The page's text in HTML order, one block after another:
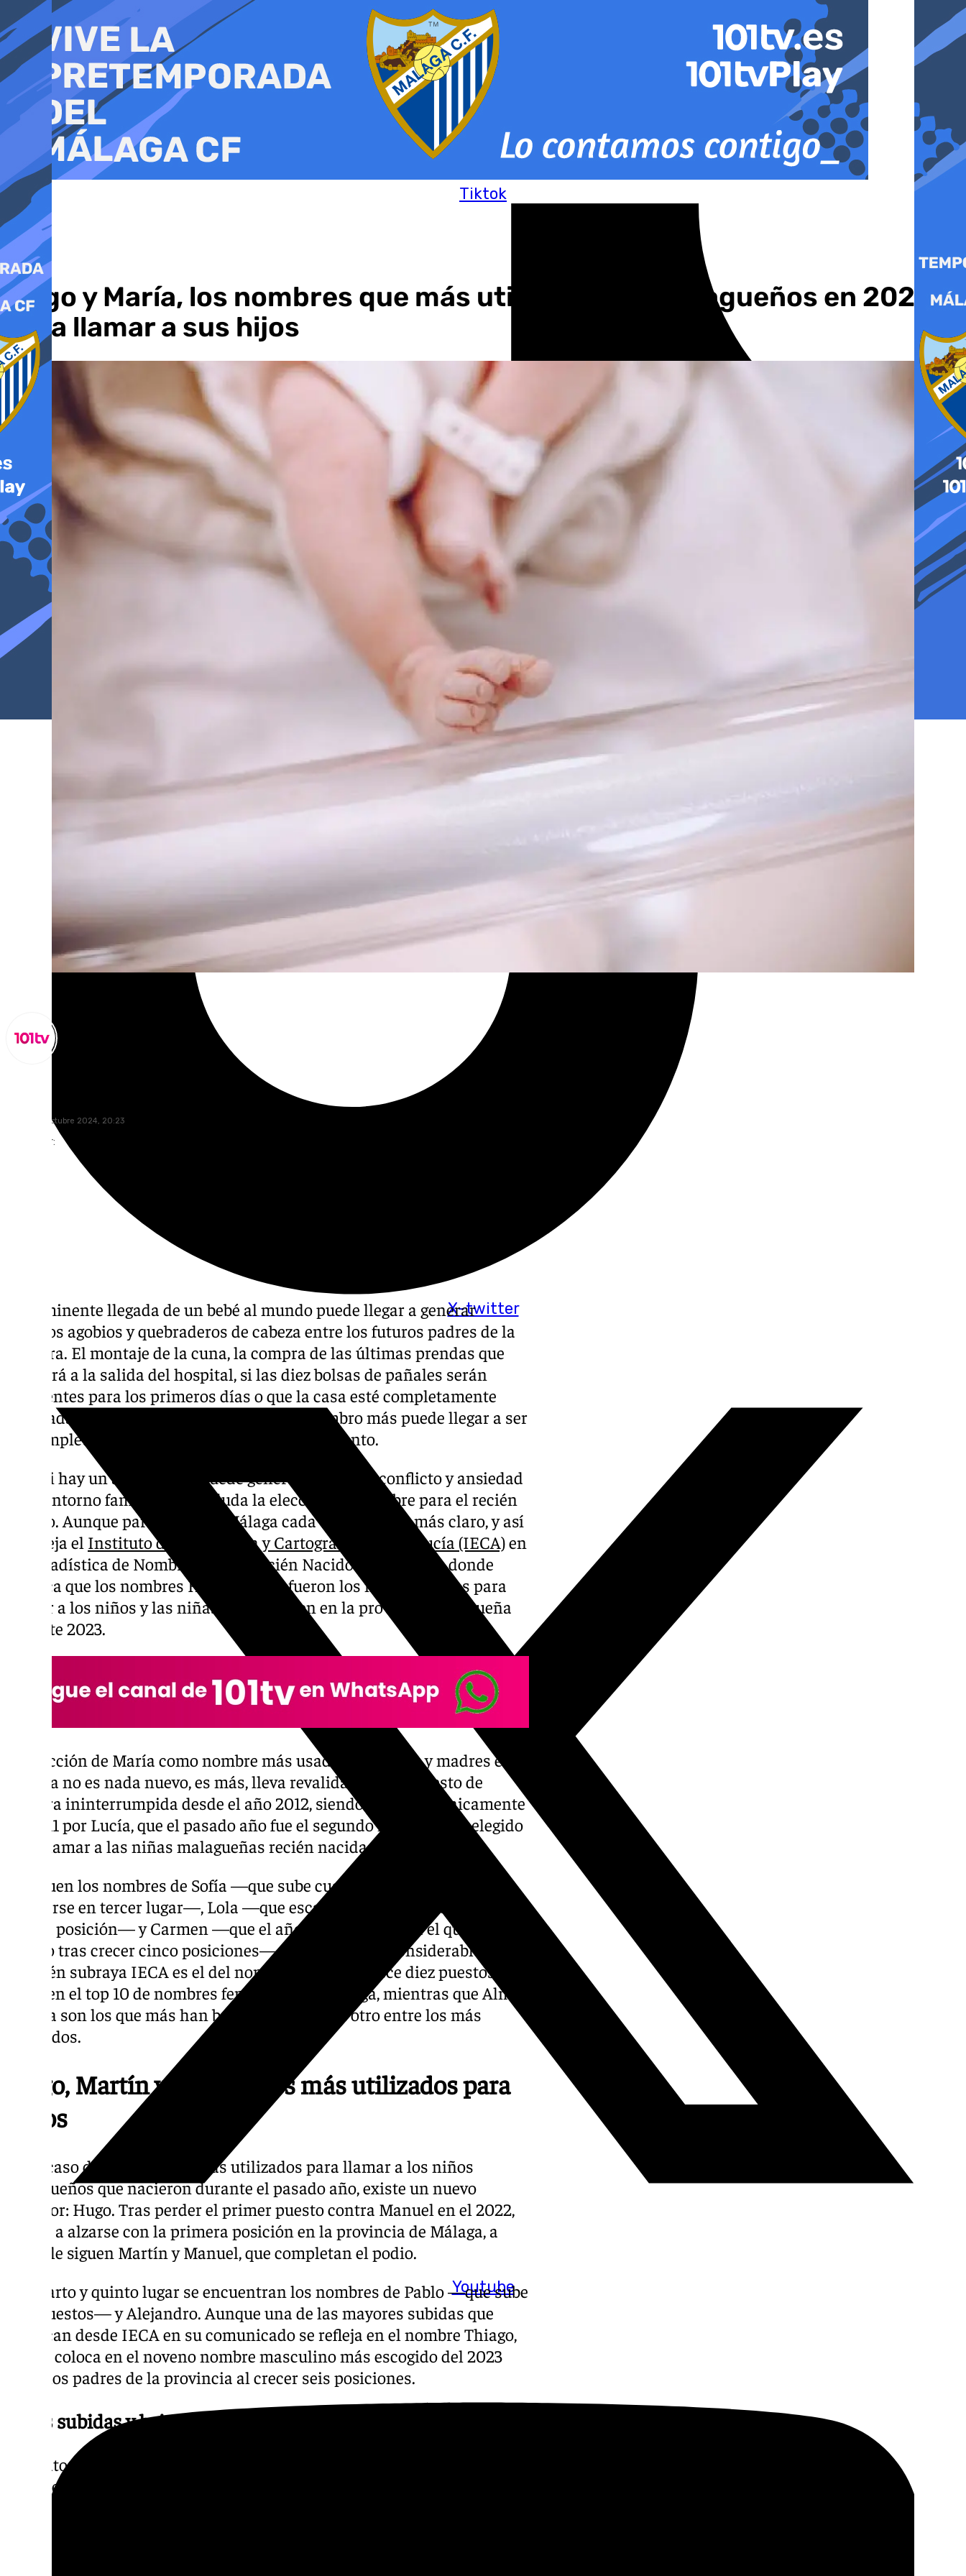
al
contenido
Tiktok
X-twitter
Youtube
Hugo y María, los nombres que más utilizaron los malagueños en 2023
para llamar a sus hijos
martes, 8 octubre 2024, 20:23
Compartir:
La inminente llegada de un bebé al mundo puede llegar a generar
muchos agobios y quebraderos de cabeza entre los futuros padres de la
criatura. El montaje de la cuna, la compra de las últimas prendas que
utilizará a la salida del hospital, si las diez bolsas de pañales serán
suficientes para los primeros días o que la casa esté completamente
adaptada para la presencia de un nuevo miembro más puede llegar a ser
un completo caos en los días previos al nacimiento.
Pero si hay un aspecto que puede generar un mayor conflicto y ansiedad
en el entorno familiar es sin duda la elección del nombre para el recién
nacido. Aunque parece que en Málaga cada vez lo tienen más claro, y así
lo refleja el Instituto de Estadística y Cartografía de Andalucía (IECA)en
su Estadística de Nombres de los Recién Nacidos Andaluces, donde
destaca que los nombres Hugo y María fueron los más escogidos para
llamar a los niños y las niñas que nacieron en la provincia malagueña
durante 2023.
La elección de María como nombre más usado por padres y madres en
Málaga no es nada nuevo, es más, lleva revalidando este puesto de
manera ininterrumpida desde el año 2012, siendo superado únicamente
en 2011 por Lucía, que el pasado año fue el segundo nombre más elegido
para llamar a las niñas malagueñas recién nacidas.
Le siguen los nombres de Sofía —que sube cuatro posiciones hasta
colocarse en tercer lugar—, Lola —que escala dos puestos y se sitúa en
cuarta posición— y Carmen —que el año pasado ocupaba el quinto
puesto tras crecer cinco posiciones—. Otro aumento considerable que
también subraya IECA es el del nombre Vega, que crece diez puestos y
entre en el top 10 de nombres femeninos en Málaga, mientras que Alma y
Valeria son los que más han bajado de un año a otro entre los más
utilizados.
Hugo, Martín y Manuel, los más utilizados para
niños
En el caso de los nombres más utilizados para llamar a los niños
malagueños que nacieron durante el pasado año, existe un nuevo
ganador: Hugo. Tras perder el primer puesto contra Manuel en el 2022,
vuelve a alzarse con la primera posición en la provincia de Málaga, a
quien le siguen Martín y Manuel, que completan el podio.
En cuarto y quinto lugar se encuentran los nombres de Pablo —que sube
tres puestos— y Alejandro. Aunque una de las mayores subidas que
destacan desde IECA en su comunicado se refleja en el nombre Thiago,
que se coloca en el noveno nombre masculino más escogido del 2023
entre los padres de la provincia al crecer seis posiciones.
Otras subidas y bajadas
Los datos de la estadística también revelan que entre los 25 nombres
más frecuentes en Málaga durante el 2023 y que, por tanto, han tenido